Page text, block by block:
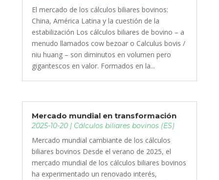
El mercado de los cálculos biliares bovinos:
China, América Latina y la cuestión de la
estabilización Los cálculos biliares de bovino – a
menudo llamados cow bezoar o Calculus bovis /
niu huang – son diminutos en volumen pero
gigantescos en valor. Formados en la...
Mercado mundial en transformación
2025-10-20| Cálculos biliares bovinos (ES)
Mercado mundial cambiante de los cálculos
biliares bovinos Desde el verano de 2025, el
mercado mundial de los cálculos biliares bovinos
ha experimentado un renovado interés,